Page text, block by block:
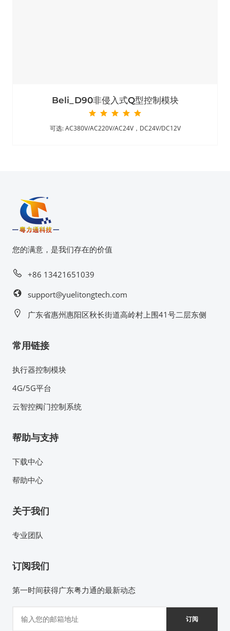
Beli_D90非侵入式Q型控制模块
可选: AC380V/AC220V/AC24V，DC24V/DC12V
您的满意，是我们存在的价值
+86 13421651039
support@yuelitongtech.com
广东省惠州惠阳区秋长街道高岭村上围41号二层东侧
常用链接
执行器控制模块
4G/5G平台
云智控阀门控制系统
帮助与支持
下载中心
帮助中心
关于我们
专业团队
订阅我们
第一时间获得广东粤力通的最新动态